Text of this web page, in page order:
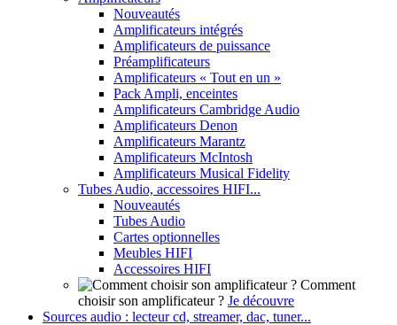
Nouveautés
Amplificateurs intégrés
Amplificateurs de puissance
Préamplificateurs
Amplificateurs « Tout en un »
Pack Ampli, enceintes
Amplificateurs Cambridge Audio
Amplificateurs Denon
Amplificateurs Marantz
Amplificateurs McIntosh
Amplificateurs Musical Fidelity
Tubes Audio, accessoires HIFI...
Nouveautés
Tubes Audio
Cartes optionnelles
Meubles HIFI
Accessoires HIFI
Comment
choisir son amplificateur ? Je découvre
Sources audio : lecteur cd, streamer, dac, tuner...